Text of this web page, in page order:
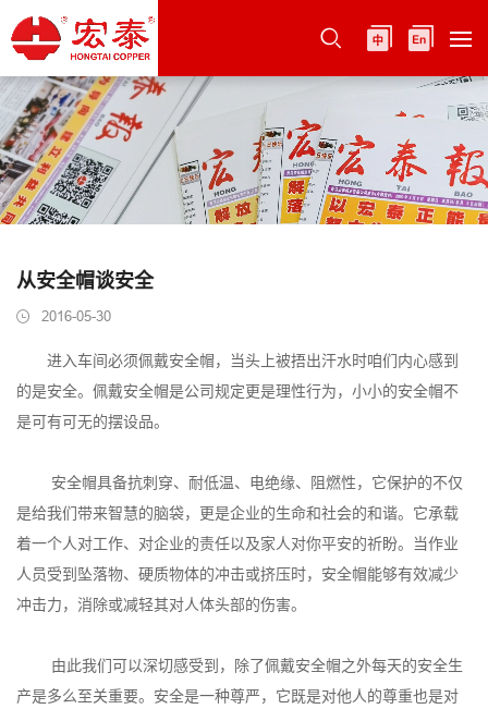
从安全帽谈安全
2016-05-30
进入车间必须佩戴安全帽，当头上被捂出汗水时咱们内心感到
的是安全。佩戴安全帽是公司规定更是理性行为，小小的安全帽不
是可有可无的摆设品。
安全帽具备抗刺穿、耐低温、电绝缘、阻燃性，它保护的不仅
是给我们带来智慧的脑袋，更是企业的生命和社会的和谐。它承载
着一个人对工作、对企业的责任以及家人对你平安的祈盼。当作业
人员受到坠落物、硬质物体的冲击或挤压时，安全帽能够有效减少
冲击力，消除或减轻其对人体头部的伤害。
由此我们可以深切感受到，除了佩戴安全帽之外每天的安全生
产是多么至关重要。安全是一种尊严，它既是对他人的尊重也是对